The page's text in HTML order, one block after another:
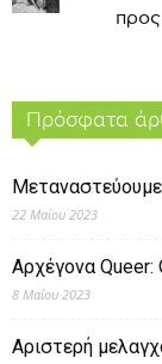
Πρόσφατα
22 Μαΐου 2023
Αρχέγονα Queer:
8 Μαΐου 2023
Αριστερή